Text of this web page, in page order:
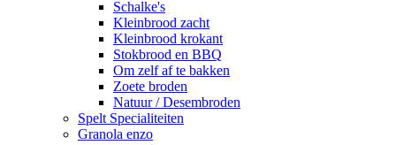
Schalke's
Kleinbrood zacht
Kleinbrood krokant
Stokbrood en BBQ
Om zelf af te bakken
Zoete broden
Natuur / Desembroden
Spelt Specialiteiten
Granola enzo